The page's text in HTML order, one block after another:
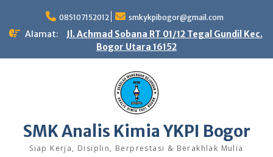
content
085107152012 smkykpibogor@gmail.com
Alamat:
Jl. Achmad Sobana RT 01/12 Tegal Gundil Kec.
Bogor Utara 16152
SMK Analis Kimia YKPI Bogor
Siap Kerja, Disiplin, Berprestasi & Berakhlak Mulia